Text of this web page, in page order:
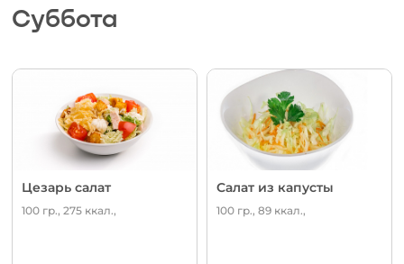
Суббота
Цезарь салат
100 гр., 275 ккал.,
Салат из капусты
100 гр., 89 ккал.,